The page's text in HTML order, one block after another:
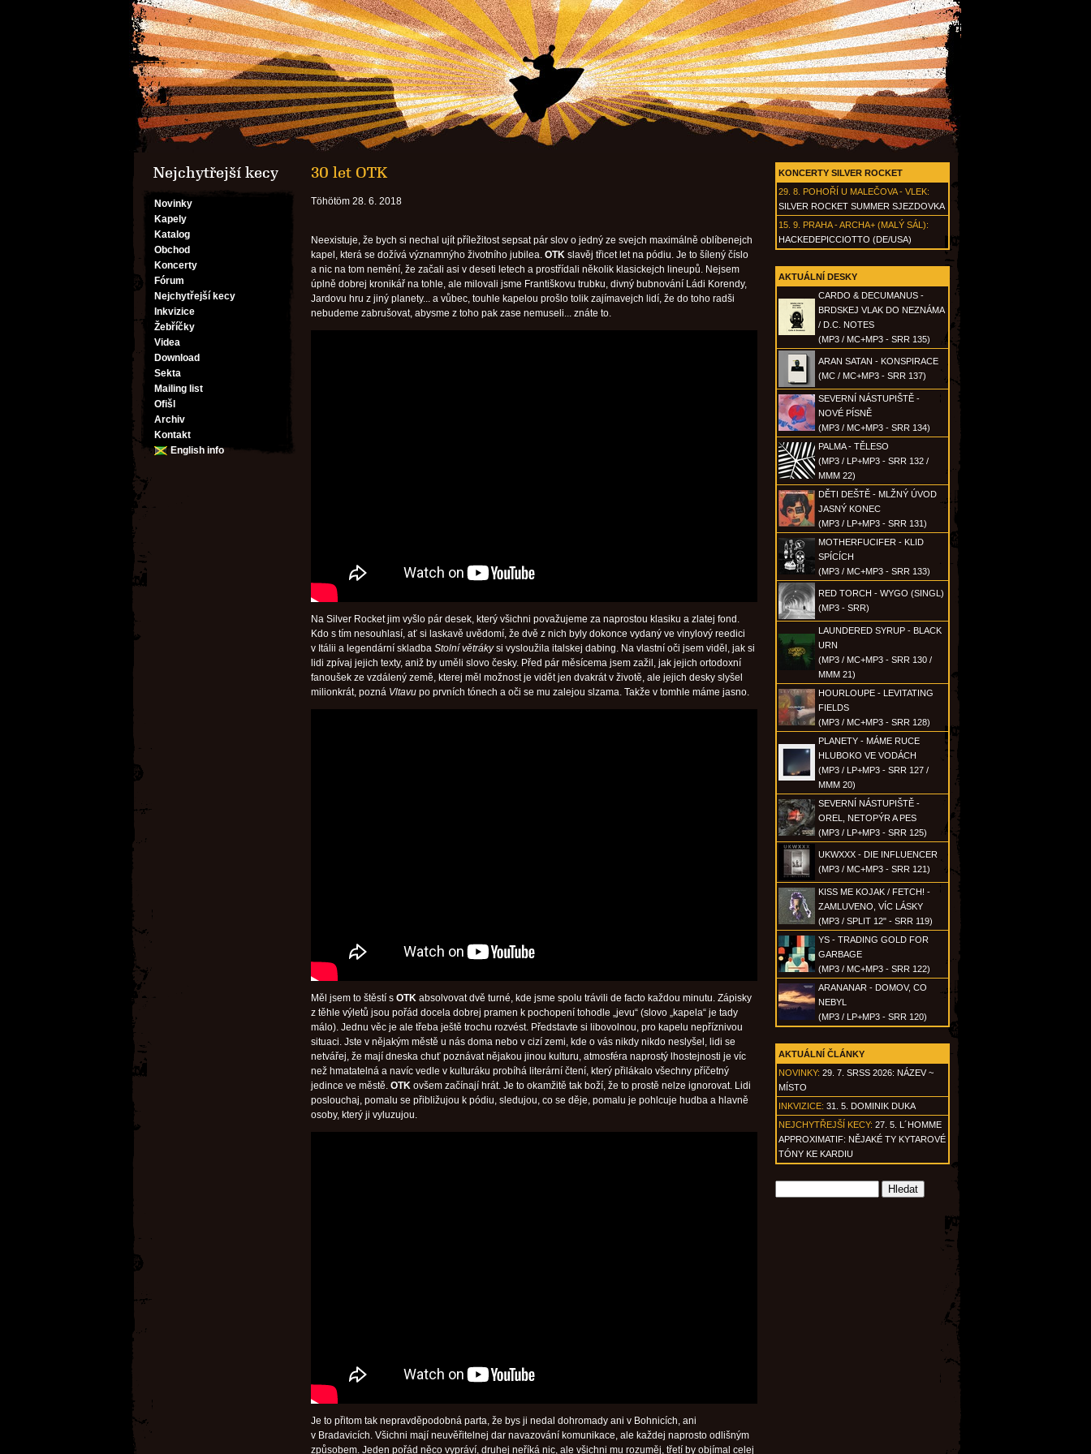
Nejchytřejší kecy
Novinky
Kapely
Katalog
Obchod
Koncerty
Fórum
Nejchytřejší kecy
Inkvizice
Žebříčky
Videa
Download
Sekta
Mailing list
Ofišl
Archiv
Kontakt
English info
KONCERTY SILVER ROCKET
29. 8. POHOŘÍ U MALEČOVA - VLEK:
SILVER ROCKET SUMMER SJEZDOVKA
15. 9. PRAHA - ARCHA+ (MALÝ SÁL):
HACKEDEPICCIOTTO (DE/USA)
AKTUÁLNÍ DESKY
CARDO & DECUMANUS -
BRDSKEJ VLAK DO NEZNÁMA
/ D.C. NOTES
(MP3 / MC+MP3 - SRR 135)
ARAN SATAN - KONSPIRACE
(MC / MC+MP3 - SRR 137)
SEVERNÍ NÁSTUPIŠTĚ -
NOVÉ PÍSNĚ
(MP3 / MC+MP3 - SRR 134)
PALMA - TĚLESO
(MP3 / LP+MP3 - SRR 132 /
MMM 22)
DĚTI DEŠTĚ - MLŽNÝ ÚVOD
JASNÝ KONEC
(MP3 / LP+MP3 - SRR 131)
MOTHERFUCIFER - KLID
SPÍCÍCH
(MP3 / MC+MP3 - SRR 133)
RED TORCH - WYGO (SINGL)
(MP3 - SRR)
LAUNDERED SYRUP - BLACK
URN
(MP3 / MC+MP3 - SRR 130 /
MMM 21)
HOURLOUPE - LEVITATING
FIELDS
(MP3 / MC+MP3 - SRR 128)
PLANETY - MÁME RUCE
HLUBOKO VE VODÁCH
(MP3 / LP+MP3 - SRR 127 /
MMM 20)
SEVERNÍ NÁSTUPIŠTĚ -
OREL, NETOPÝR A PES
(MP3 / LP+MP3 - SRR 125)
UKWXXX - DIE INFLUENCER
(MP3 / MC+MP3 - SRR 121)
KISS ME KOJAK / FETCH! -
ZAMLUVENO, VÍC LÁSKY
(MP3 / SPLIT 12" - SRR 119)
YS - TRADING GOLD FOR
GARBAGE
(MP3 / MC+MP3 - SRR 122)
ARANANAR - DOMOV, CO
NEBYL
(MP3 / LP+MP3 - SRR 120)
AKTUÁLNÍ ČLÁNKY
NOVINKY: 29. 7. SRSS 2026: NÁZEV ~
MÍSTO
INKVIZICE: 31. 5. DOMINIK DUKA
NEJCHYTŘEJŠÍ KECY: 27. 5. L´HOMME
APPROXIMATIF: NĚJAKÉ TY KYTAROVÉ
TÓNY KE KARDIU
30 let OTK
Töhötöm 28. 6. 2018
Neexistuje, že bych si nechal ujít příležitost sepsat pár slov o jedný ze svejch maximálně oblíbenejch
kapel, která se dožívá významnýho životního jubilea. OTK slavěj třicet let na pódiu. Je to šílený číslo
a nic na tom nemění, že začali asi v deseti letech a prostřídali několik klasickejch lineupů. Nejsem
úplně dobrej kronikář na tohle, ale milovali jsme Františkovu trubku, divný bubnování Ládi Korendy,
Jardovu hru z jiný planety... a vůbec, touhle kapelou prošlo tolik zajímavejch lidí, že do toho radši
nebudeme zabrušovat, abysme z toho pak zase nemuseli... znáte to.
Na Silver Rocket jim vyšlo pár desek, který všichni považujeme za naprostou klasiku a zlatej fond.
Kdo s tím nesouhlasí, ať si laskavě uvědomí, že dvě z nich byly dokonce vydaný ve vinylový reedici
v Itálii a legendární skladba Stolní větrákysi vysloužila italskej dabing. Na vlastní oči jsem viděl, jak si
lidi zpívaj jejich texty, aniž by uměli slovo česky. Před pár měsícema jsem zažil, jak jejich ortodoxní
fanoušek ze vzdálený země, kterej měl možnost je vidět jen dvakrát v životě, ale jejich desky slyšel
milionkrát, pozná Vltavu po prvních tónech a oči se mu zalejou slzama. Takže v tomhle máme jasno.
Měl jsem to štěstí s OTK absolvovat dvě turné, kde jsme spolu trávili de facto každou minutu. Zápisky
z těhle výletů jsou pořád docela dobrej pramen k pochopení tohodle „jevu“ (slovo „kapela“ je tady
málo). Jednu věc je ale třeba ještě trochu rozvést. Představte si libovolnou, pro kapelu nepříznivou
situaci. Jste v nějakým městě u nás doma nebo v cizí zemi, kde o vás nikdy nikdo neslyšel, lidi se
netvářej, že mají dneska chuť poznávat nějakou jinou kulturu, atmosféra naprostý lhostejnosti je víc
než hmatatelná a navíc vedle v kulturáku probíhá literární čtení, který přilákalo všechny příčetný
jedince ve městě. OTK ovšem začínají hrát. Je to okamžitě tak boží, že to prostě nelze ignorovat. Lidi
poslouchaj, pomalu se přibližujou k pódiu, sledujou, co se děje, pomalu je pohlcuje hudba a hlavně
osoby, který ji vyluzujou.
Je to přitom tak nepravděpodobná parta, že bys ji nedal dohromady ani v Bohnicích, ani
v Bradavicích. Všichni mají neuvěřitelnej dar navazování komunikace, ale každej naprosto odlišným
způsobem. Jeden pořád něco vypráví, druhej neříká nic, ale všichni mu rozuměj, třetí by objímal celej